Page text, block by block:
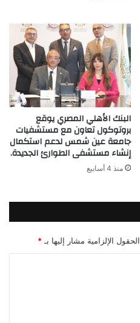
البنك الأهلي المصري يوقع
بروتوكول تعاون مع مستشفيات
جامعة عين شمس لدعم استكمال
إنشاء مستشفى الطوارئ الجديدة.
منذ 4 أسابيع
الحقول الإلزامية مشار إليها بـ *